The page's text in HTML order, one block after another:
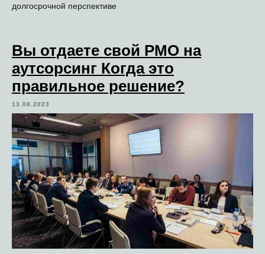
долгосрочной перспективе
Вы отдаете свой PMO на
аутсорсинг Когда это
правильное решение?
13.08.2023